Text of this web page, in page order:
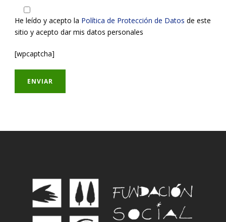
He leído y acepto la Política de Protección de Datos de este
sitio y acepto dar mis datos personales
[wpcaptcha]